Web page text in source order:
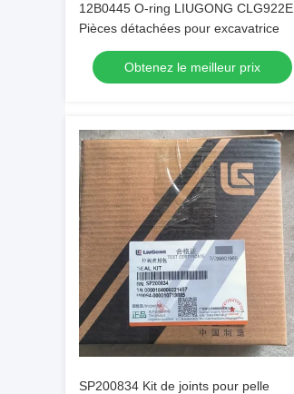
12B0445 O-ring LIUGONG CLG922E
Pièces détachées pour excavatrice
Obtenez le meilleur prix
SP200834 Kit de joints pour pelle